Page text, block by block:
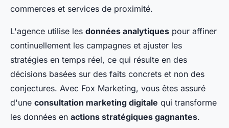
commerces et services de proximité.
L'agence utilise les données analytiques pour affiner
continuellement les campagnes et ajuster les
stratégies en temps réel, ce qui résulte en des
décisions basées sur des faits concrets et non des
conjectures. Avec Fox Marketing, vous êtes assuré
d'une consultation marketing digitale qui transforme
les données en actions stratégiques gagnantes.